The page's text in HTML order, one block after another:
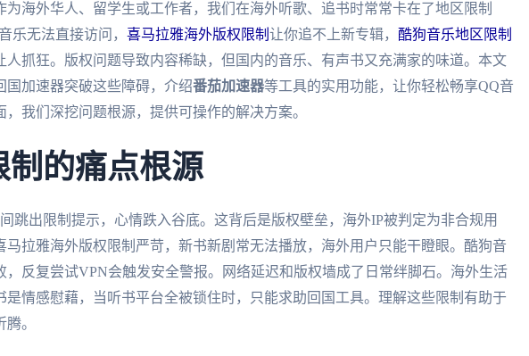
为海外华人、留学生或工作者，我们在海外听歌、追书时常常卡在了地区限制
乐无法直接访问， 喜马拉雅海外版权限制 让你追不上新专辑， 酷狗音乐地区限制
人抓狂。版权问题导致内容稀缺，但国内的音乐、有声书又充满家的味道。本文
国加速器突破这些障碍，介绍番茄加速器等工具的实用功能，让你轻松畅享QQ音
我们深挖问题根源，提供可操作的解决方案。
制的痛点根源
跳出限制提示，心情跌入谷底。这背后是版权壁垒，海外IP被判定为非合规用
马拉雅海外版权限制严苛，新书新剧常无法播放，海外用户只能干瞪眼。酷狗音
，反复尝试VPN会触发安全警报。网络延迟和版权墙成了日常绊脚石。海外生活
是情感慰藉，当听书平台全被锁住时，只能求助回国工具。理解这些限制有助于
。